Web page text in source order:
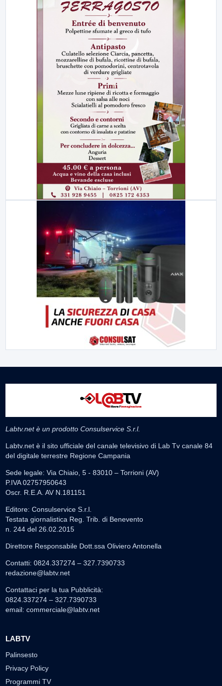
Labtv.net è un prodotto Consulservice S.r.l.
Labtv.net è il sito ufficiale del canale televisivo di Lab Tv canale 84
del digitale terrestre Regione Campania
Sede legale: Via Chiaio, 5 - 83010 – Torrioni (AV)
P.IVA 02757950643
Oscr. R.E.A. AV N.181151
Editore: Consulservice S.r.l.
Testata giornalistica Reg. Trib. di Benevento
n. 244 del 26.02.2015
Direttore Responsabile Dott.ssa Oliviero Antonella
Contatti: 0824.337274 – 327.7390733
redazione@labtv.net
Contattaci per la tua Pubblicità:
0824.337274 – 327.7390733
email: commerciale@labtv.net
LABTV
Palinsesto
Privacy Policy
Programmi TV